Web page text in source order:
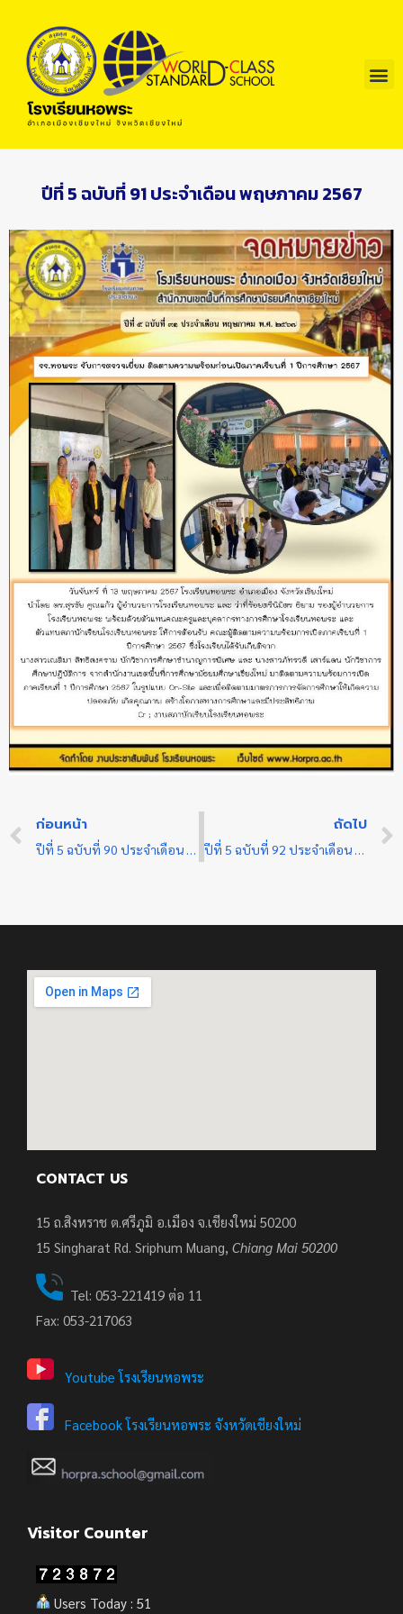
ปีที่ 5 ฉบับที่ 91 ประจำเดือน พฤษภาคม 2567
ก่อนหน้า
ปีที่ 5 ฉบับที่ 90 ประจำเดือน พฤษภาคม 2567
ถัดไป
ปีที่ 5 ฉบับที่ 92 ประจำเดือน พฤษภาคม 2567
CONTACT US
15 ถ.สิงหราช ต.ศรีภูมิ อ.เมือง จ.เชียงใหม่ 50200
15 Singharat Rd. Sriphum Muang, Chiang Mai 50200
Tel: 053-221419 ต่อ 11
Fax: 053-217063
Youtube โรงเรียนหอพระ
Facebook โรงเรียนหอพระ จังหวัดเชียงใหม่
Visitor Counter
Users Today : 51